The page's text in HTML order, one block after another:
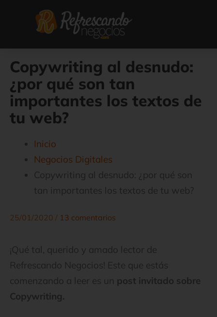
Copywriting al desnudo:
¿por qué son tan
importantes los textos de
tu web?
Inicio
Negocios Digitales
Copywriting al desnudo: ¿por qué son
tan importantes los textos de tu web?
25/01/2020 / 13 comentarios
¡Qué tal, querido y amado lector de
Refrescando Negocios! Este que estás
comenzando a leer es un post invitado sobre
Copywriting.